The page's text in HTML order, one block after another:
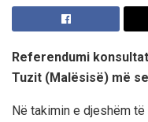
Referendumi
Tuzit (Malësisë) më
Në takimin e djeshëm